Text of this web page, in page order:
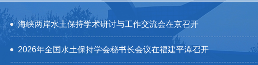
海峡两岸水土保持学术研讨与工作交流会在京召开
2026年全国水土保持学会秘书长会议在福建平潭召开